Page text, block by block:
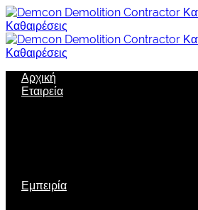
Αρχική
Εταιρεία
Εμπειρία